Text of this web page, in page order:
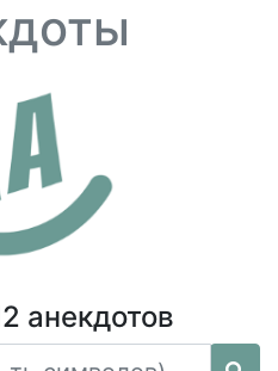
анекдотов